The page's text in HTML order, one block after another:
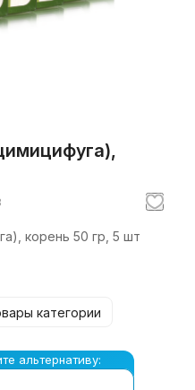
корень 50 гр, 5 шт
категории
альтернативу: